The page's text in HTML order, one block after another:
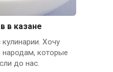
в казане
Хочу
народам, которые
до нас.